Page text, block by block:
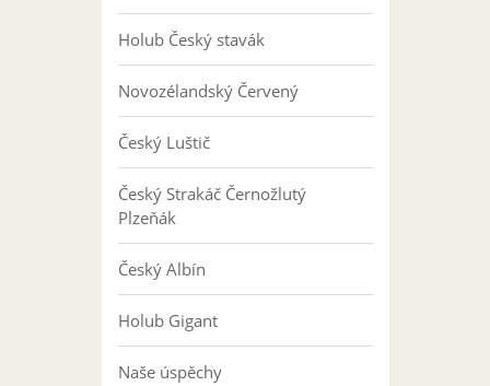
Holub Český stavák
Novozélandský Červený
Český Luštič
Český Strakáč Černožlutý
Plzeňák
Český Albín
Holub Gigant
Naše úspěchy